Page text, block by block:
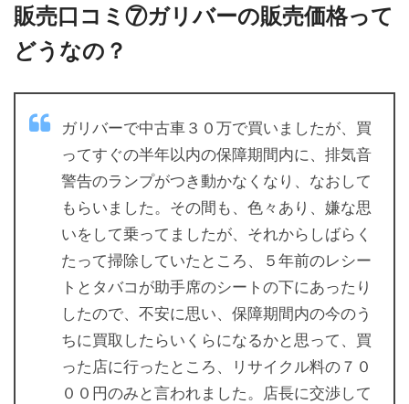
販売口コミ⑦ガリバーの販売価格って
どうなの？
ガリバーで中古車３０万で買いましたが、買
ってすぐの半年以内の保障期間内に、排気音
警告のランプがつき動かなくなり、なおして
もらいました。その間も、色々あり、嫌な思
いをして乗ってましたが、それからしばらく
たって掃除していたところ、５年前のレシー
トとタバコが助手席のシートの下にあったり
したので、不安に思い、保障期間内の今のう
ちに買取したらいくらになるかと思って、買
った店に行ったところ、リサイクル料の７０
００円のみと言われました。店長に交渉して